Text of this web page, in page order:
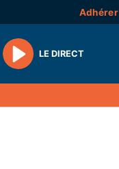
Adhérer
Play
LE DIRECT